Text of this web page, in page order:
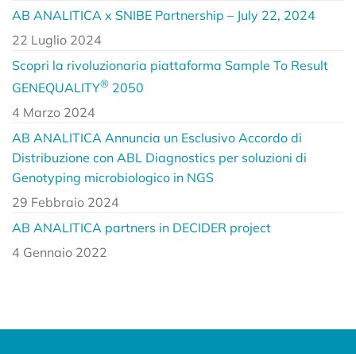
AB ANALITICA x SNIBE Partnership – July 22, 2024
22 Luglio 2024
Scopri la rivoluzionaria piattaforma Sample To Result
GENEQUALITY® 2050
4 Marzo 2024
AB ANALITICA Annuncia un Esclusivo Accordo di
Distribuzione con ABL Diagnostics per soluzioni di
Genotyping microbiologico in NGS
29 Febbraio 2024
AB ANALITICA partners in DECIDER project
4 Gennaio 2022